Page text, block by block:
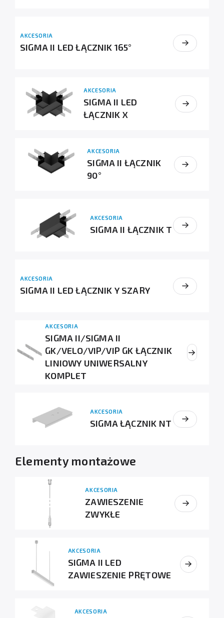
AKCESORIA
SIGMA II LED ŁĄCZNIK 165°
AKCESORIA
SIGMA II LED
ŁĄCZNIK X
AKCESORIA
SIGMA II ŁĄCZNIK
90°
AKCESORIA
SIGMA II ŁĄCZNIK T
AKCESORIA
SIGMA II LED ŁĄCZNIK Y SZARY
AKCESORIA
SIGMA II/SIGMA II
GK/VELO/VIP/VIP GK ŁĄCZNIK
LINIOWY UNIWERSALNY
KOMPLET
AKCESORIA
SIGMA ŁĄCZNIK NT
Elementy montażowe
AKCESORIA
ZAWIESZENIE
ZWYKŁE
AKCESORIA
SIGMA II LED
ZAWIESZENIE PRĘTOWE
AKCESORIA